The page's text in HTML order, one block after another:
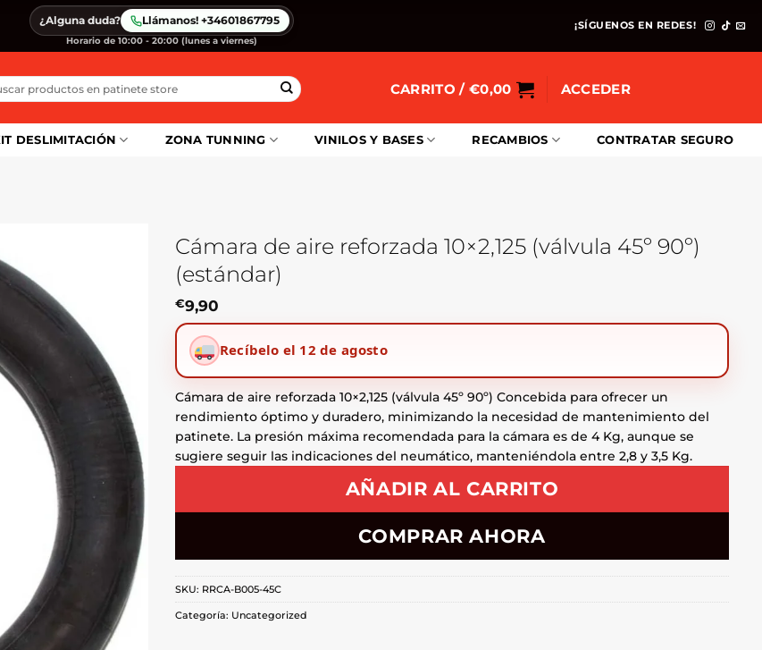
¿Alguna duda? Llámanos! +34601867795
Horario de 10:00 - 20:00 (lunes a viernes)
¡SÍGUENOS EN REDES!
CARRITO / €0,00 ACCEDER
DESLIMITACIÓN ZONA TUNNING VINILOS Y BASES RECAMBIOS CONTRATAR SEGURO
Cámara de aire reforzada 10×2,125 (válvula 45º 90º)
(estándar)
€9,90
Recíbelo el 12 de agosto
Cámara de aire reforzada 10×2,125 (válvula 45º 90º) Concebida para ofrecer un
rendimiento óptimo y duradero, minimizando la necesidad de mantenimiento del
patinete. La presión máxima recomendada para la cámara es de 4 Kg, aunque se
sugiere seguir las indicaciones del neumático, manteniéndola entre 2,8 y 3,5 Kg.
AÑADIR AL CARRITO
COMPRAR AHORA
SKU: RRCA-B005-45C
Categoría: Uncategorized